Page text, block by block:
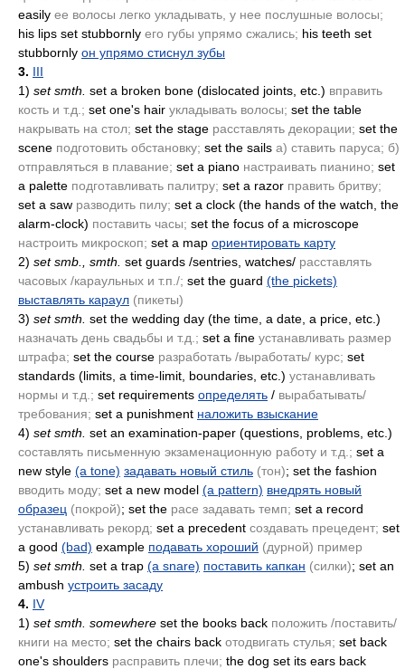
easily ее волосы легко укладывать, у нее послушные волосы;
his lips set stubbornly его губы упрямо сжались; his teeth set
stubbornly он упрямо стиснул зубы
3. III
1) set smth. set a broken bone (dislocated joints, etc.) вправить
кость и т.д.; set one's hair укладывать волосы; set the table
накрывать на стол; set the stage расставлять декорации; set the
scene подготовить обстановку; set the sails а) ставить паруса; б)
отправляться в плавание; set a piano настраивать пианино; set
a palette подготавливать палитру; set a razor править бритву;
set a saw разводить пилу; set a clock (the hands of the watch, the
alarm-clock) поставить часы; set the focus of a microscope
настроить микроскоп; set a map ориентировать карту
2) set smb., smth. set guards /sentries, watches/ расставлять
часовых /караульных и т.п./; set the guard (the pickets)
выставлять караул (пикеты)
3) set smth. set the wedding day (the time, a date, a price, etc.)
назначать день свадьбы и т.д.; set a fine устанавливать размер
штрафа; set the course разработать /выработать/ курс; set
standards (limits, a time-limit, boundaries, etc.) устанавливать
нормы и т.д.; set requirements определять / вырабатывать/
требования; set a punishment наложить взыскание
4) set smth. set an examination-paper (questions, problems, etc.)
составлять письменную экзаменационную работу и т.д.; set a
new style (a tone) задавать новый стиль (тон); set the fashion
вводить моду; set a new model (a pattern) внедрять новый
образец (покрой); set the расе задавать темп; set a record
устанавливать рекорд; set a precedent создавать прецедент; set
a good (bad) example подавать хороший (дурной) пример
5) set smth. set a trap (a snare) поставить капкан (силки); set an
ambush устроить засаду
4. IV
1) set smth. somewhere set the books back положить /поставить/
книги на место; set the chairs back отодвигать стулья; set back
one's shoulders расправить плечи; the dog set its ears back